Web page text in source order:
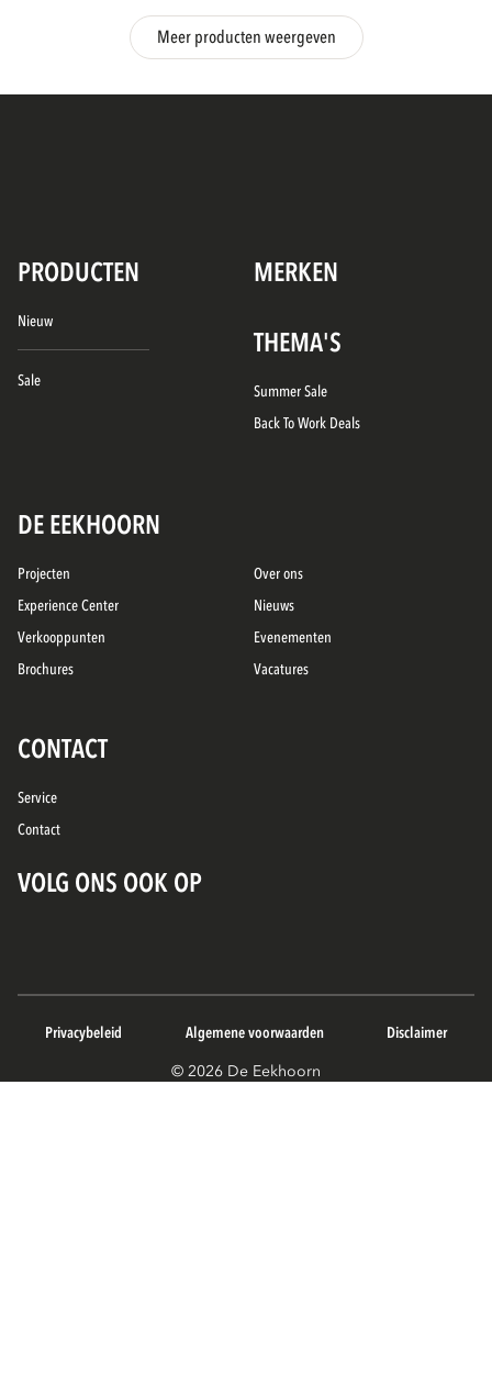
Meer producten weergeven
PRODUCTEN MERKEN
Nieuw
Sale
THEMA'S
Summer Sale
Back To Work Deals
DE EEKHOORN
Projecten
Experience Center
Verkooppunten
Brochures
Over ons
Nieuws
Evenementen
Vacatures
CONTACT
Service
Contact
VOLG ONS OOK OP
© 2026 De Eekhoorn
Privacybeleid Algemene voorwaarden Disclaimer